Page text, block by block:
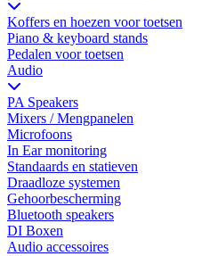
Koffers en hoezen voor toetsen
Piano & keyboard stands
Pedalen voor toetsen
Audio
PA Speakers
Mixers / Mengpanelen
Microfoons
In Ear monitoring
Standaards en statieven
Draadloze systemen
Gehoorbescherming
Bluetooth speakers
DI Boxen
Audio accessoires